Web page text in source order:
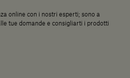
online con i nostri esperti; sono a
tue domande e consigliarti i prodotti